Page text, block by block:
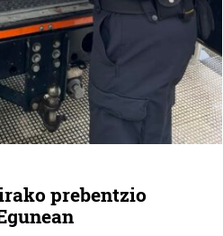
prebentzio